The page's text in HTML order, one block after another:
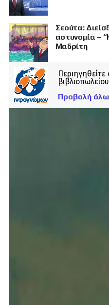
Σεούτα:
αστυνομία –
Μαδρίτη
Προβολή